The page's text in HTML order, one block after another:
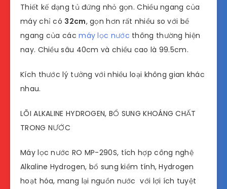
Thiết kế dạng tủ đứng nhỏ gọn. Chiều ngang của
máy chỉ có 32cm, gọn hơn rất nhiều so với bề
ngang của cácmáy lọc nước thông thường hiện
nay. Chiều sâu 40cm và chiều cao là 99.5cm.
Kích thước lý tưởng với nhiều loại không gian khác
nhau.
LÕI ALKALINE HYDROGEN, BỔ SUNG KHOÁNG CHẤT
TRONG NƯỚC
Máy lọc nước RO MP-290S, tích hợp công nghệ
Alkaline Hydrogen, bổ sung kiềm tính, Hydrogen
hoạt hóa, mang lại nguồn nước với lợi ích tuyệt